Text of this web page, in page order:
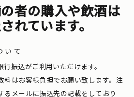
者の購入や飲酒は
れています。
いて
振込がご利用いただけます。
料はお客様負担でお願い致します。注
るメールに振込先の記載をしており